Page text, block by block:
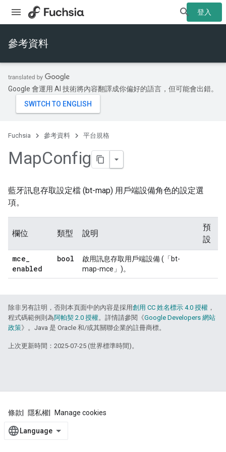
登入
參考資料
Google 會運用 AI 技術將內容翻譯成你偏好的語言，但可能會出錯。
Fuchsia 參考資料 平台規格
MapConfig
藍牙訊息存取設定檔 (bt-map) 用戶端設備角色的設定選
項。
欄位 類型 說明
預
設
mce_
enabled
bool
啟用訊息存取用戶端設備 (「bt-
map-mce」)。
除非另有註明，否則本頁面中的內容是採用創用 CC 姓名標示 4.0 授權 ，
程式碼範例則為阿帕契 2.0 授權。詳情請參閱《Google Developers 網站
政策》。Java 是 Oracle 和/或其關聯企業的註冊商標。
上次更新時間：2025-07-25 (世界標準時間)。
條款 隱私權 Manage cookies